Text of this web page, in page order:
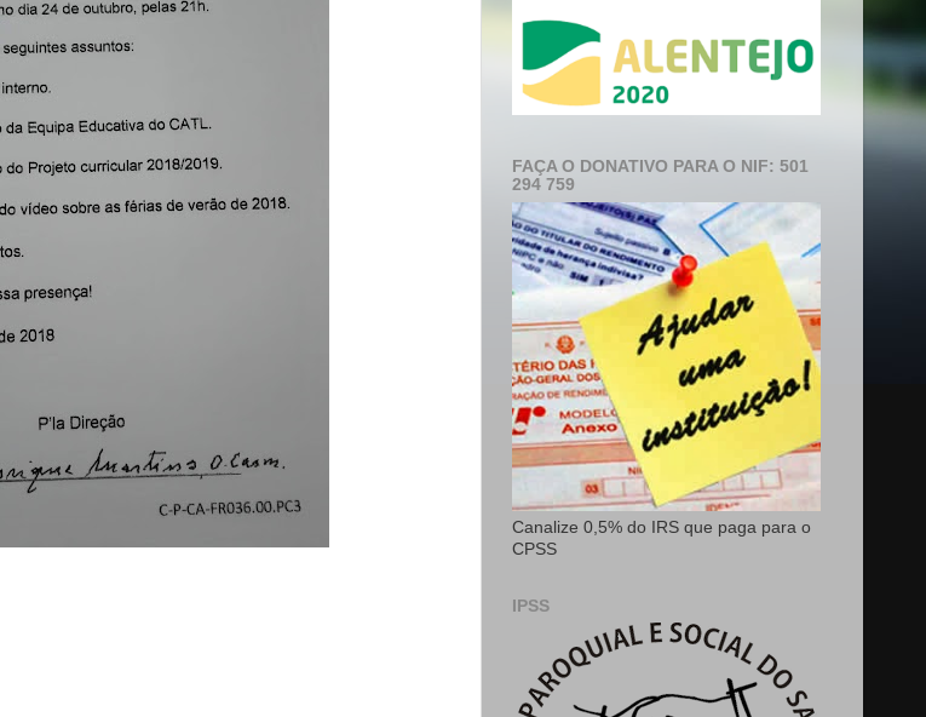
FAÇA O DONATIVO PARA O NIF: 501
294 759
Canalize 0,5% do IRS que paga para o
CPSS
IPSS